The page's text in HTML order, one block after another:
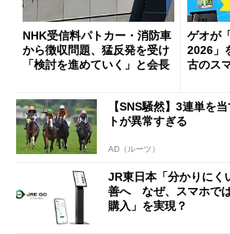
NHK受信料パトカー・消防車
から徴収問題、猛反発を受け
「検討を進めていく」と会長
ゲオが
2026」
古のス
【SNS騒然】3連単を
トが異常すぎる
AD（ルーツ）
JR東日本「分かりにく
善へ なぜ、スマホで
購入」を実現？